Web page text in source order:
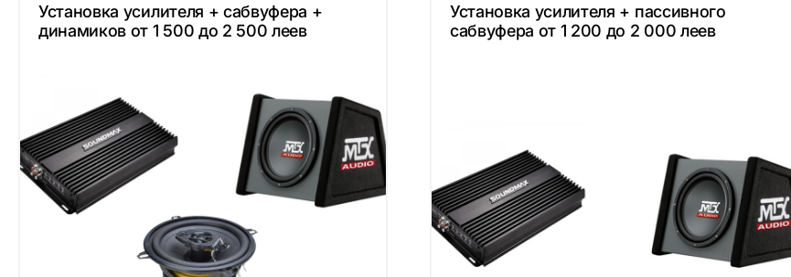
Установка усилителя + сабвуфера +
динамиков от 1 500 до 2 500 леев
Установка усилителя + пассивного
сабвуфера от 1 200 до 2 000 леев